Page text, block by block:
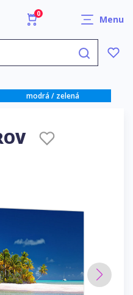
0 Menu
modrá / zelená